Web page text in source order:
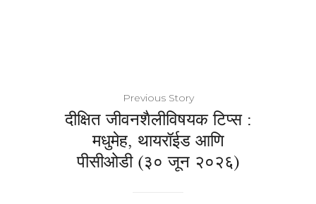
Previous Story
दीक्षित जीवनशैलीविषयक टिप्स :
मधुमेह, थायरॉईड आणि
पीसीओडी (३० जून २०२६)